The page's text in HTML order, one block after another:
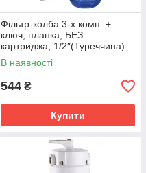
Фільтр-колба 3-х комп. +
ключ, планка, БЕЗ
картриджа, 1/2″(Туреччина)
В наявності
544 ₴
Купити